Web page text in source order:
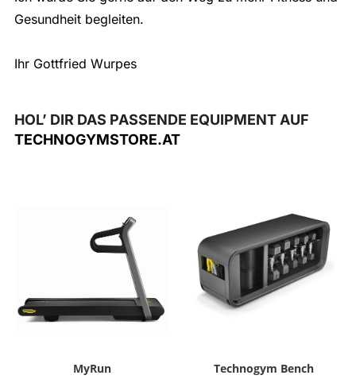
Gesundheit begleiten.
Ihr Gottfried Wurpes
HOL’ DIR DAS PASSENDE EQUIPMENT AUF
TECHNOGYMSTORE.AT
MyRun Technogym Bench